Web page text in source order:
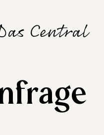
Central